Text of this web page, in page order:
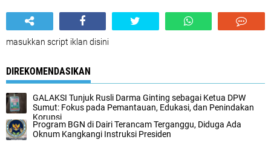
masukkan script iklan disini
DIREKOMENDASIKAN
GALAKSI Tunjuk Rusli Darma Ginting sebagai Ketua DPW
Sumut: Fokus pada Pemantauan, Edukasi, dan Penindakan
Korupsi
Program BGN di Dairi Terancam Terganggu, Diduga Ada
Oknum Kangkangi Instruksi Presiden